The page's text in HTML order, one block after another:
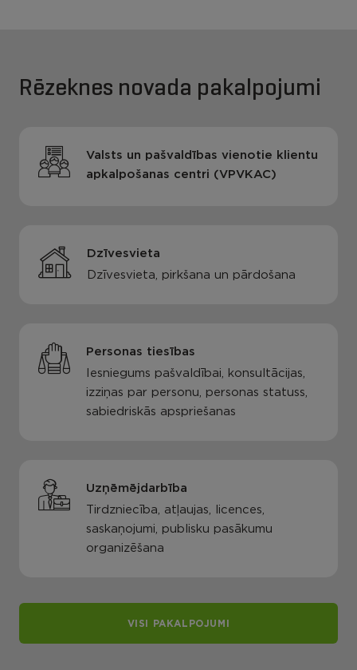
Rēzeknes novada pakalpojumi
Valsts un pašvaldības vienotie klientu
apkalpošanas centri (VPVKAC)
Dzīvesvieta
Dzīvesvieta, pirkšana un pārdošana
Personas tiesības
Iesniegums pašvaldībai, konsultācijas,
izziņas par personu, personas statuss,
sabiedriskās apspriešanas
Uzņēmējdarbība
Tirdzniecība, atļaujas, licences,
saskaņojumi, publisku pasākumu
organizēšana
VISI PAKALPOJUMI